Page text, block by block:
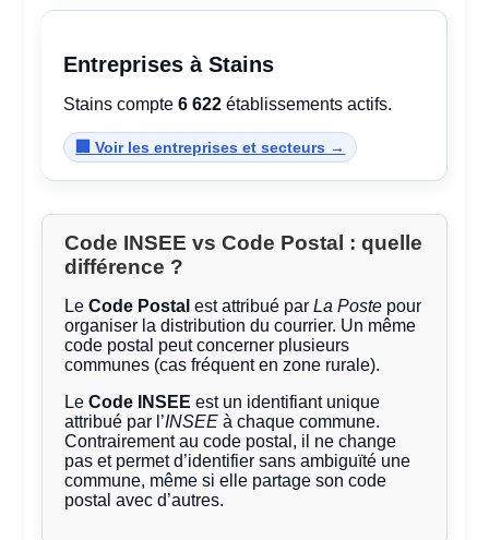
Entreprises à Stains
Stains compte6 622 établissements actifs.
🏢 Voir les entreprises et secteurs →
Code INSEE vs Code Postal : quelle
différence ?
LeCode Postal est attribué parLa Poste pour
organiser la distribution du courrier. Un même
code postal peut concerner plusieurs
communes (cas fréquent en zone rurale).
LeCode INSEE est un identifiant unique
attribué par l’INSEE à chaque commune.
Contrairement au code postal, il ne change
pas et permet d’identifier sans ambiguïté une
commune, même si elle partage son code
postal avec d’autres.